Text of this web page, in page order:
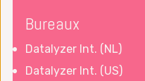
Bureaux
Datalyzer Int. (NL)
Datalyzer Int. (US)